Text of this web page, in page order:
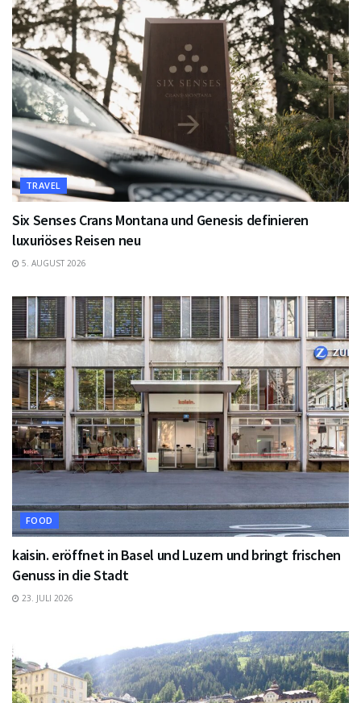
TRAVEL
Six Senses Crans Montana und Genesis definieren
luxuriöses Reisen neu
5. AUGUST 2026
FOOD
kaisin. eröffnet in Basel und Luzern und bringt frischen
Genuss in die Stadt
23. JULI 2026